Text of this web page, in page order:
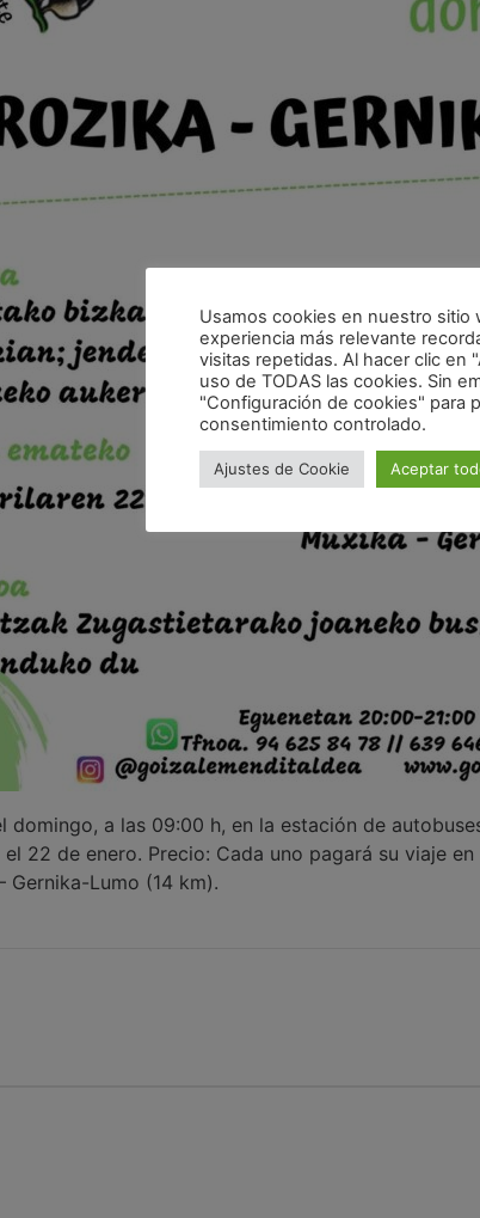
domingo, a las 09:00 h, en la estación de
22 de enero. Precio: Cada uno pagará su viaje
Gernika-Lumo (14 km).
Usamos cookies en nuestro sitio
experiencia más relevante
visitas repetidas. Al hacer clic en
uso de TODAS las cookies. Sin
"Configuración de cookies" para
consentimiento controlado.
Ajustes de Cookie Aceptar